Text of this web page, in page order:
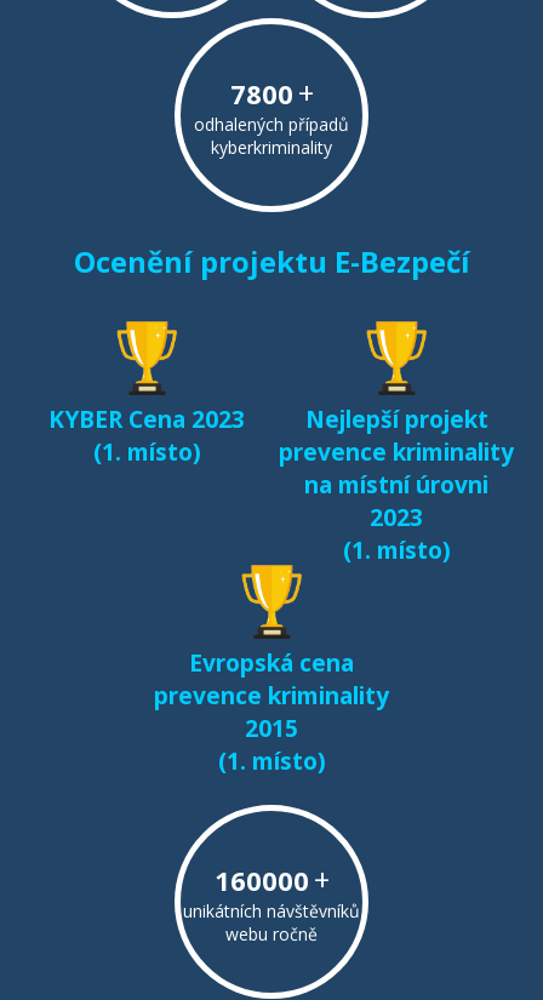
7800 +
odhalených případů
kyberkriminality
Ocenění projektu E-Bezpečí
KYBER Cena 2023
(1. místo)
Nejlepší projekt
prevence kriminality
na místní úrovni
2023
(1. místo)
Evropská cena
prevence kriminality
2015
(1. místo)
160000 +
unikátních návštěvníků
webu ročně